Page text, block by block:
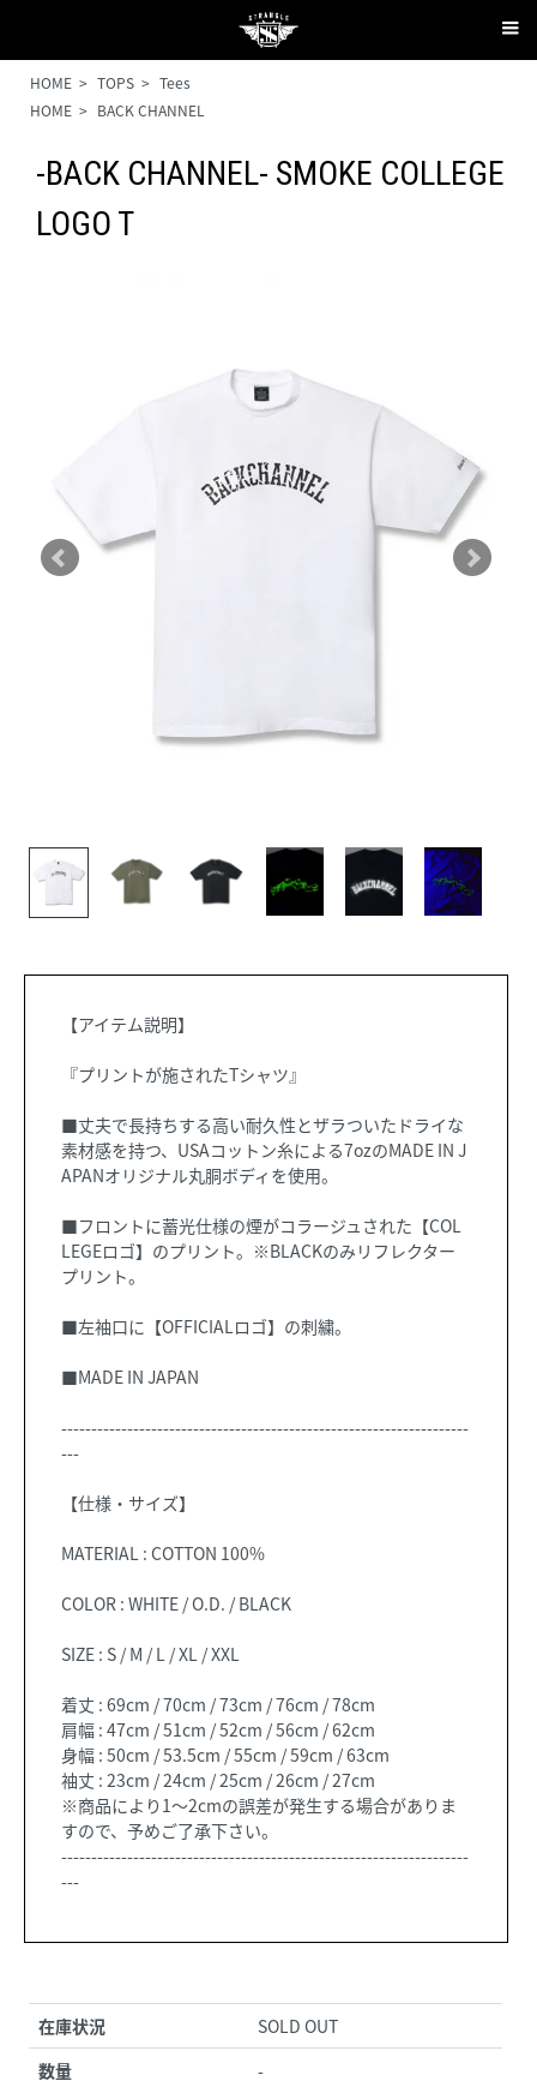
HOME > TOPS > Tees
HOME > BACK CHANNEL
-BACK CHANNEL- SMOKE COLLEGE
LOGO T
【アイテム説明】
『プリントが施されたTシャツ』
■丈夫で長持ちする高い耐久性とザラついたドライな
素材感を持つ、USAコットン糸による7ozのMADE IN J
APANオリジナル丸胴ボディを使用。
■フロントに蓄光仕様の煙がコラージュされた【COL
LEGEロゴ】のプリント。※BLACKのみリフレクター
プリント。
■左袖口に【OFFICIALロゴ】の刺繍。
■MADE IN JAPAN
--------------------------------------------------------------------
---
【仕様・サイズ】
MATERIAL : COTTON 100%
COLOR : WHITE / O.D. / BLACK
SIZE : S / M / L / XL / XXL
着丈 : 69cm / 70cm / 73cm / 76cm / 78cm
肩幅 : 47cm / 51cm / 52cm / 56cm / 62cm
身幅 : 50cm / 53.5cm / 55cm / 59cm / 63cm
袖丈 : 23cm / 24cm / 25cm / 26cm / 27cm
※商品により1～2cmの誤差が発生する場合がありま
すので、予めご了承下さい。
--------------------------------------------------------------------
---
在庫状況
SOLD OUT
数量
-